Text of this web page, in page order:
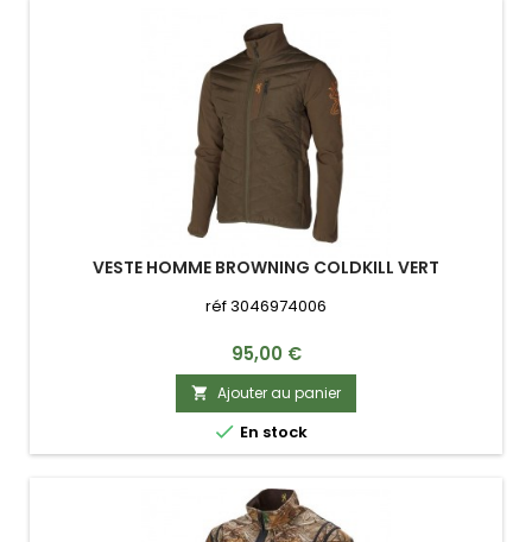
VESTE HOMME BROWNING COLDKILL VERT
réf 3046974006
Prix
95,00 €
 Ajouter au panier
 En stock